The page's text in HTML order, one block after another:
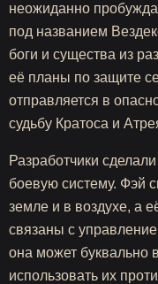
неожиданно
под названием
боги и существа из
её планы по защите
отправляется в
судьбу Кратоса и
Разработчики
боевую систему. Фэй
земле и в воздухе, а
связаны с
она может буквально
использовать их